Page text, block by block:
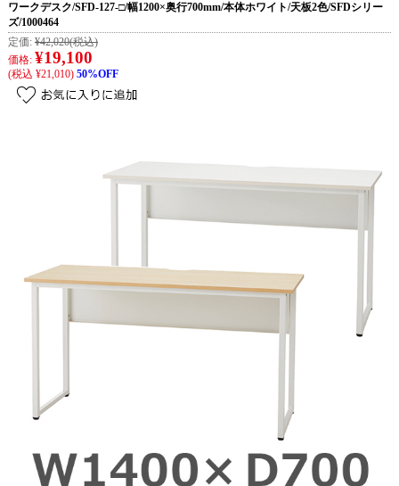
ワークデスク/SFD-127-□/幅1200×奥行700mm/本体ホワイト/天板2色/SFDシリー
ズ/1000464
定価: ¥42,020(税込)
価格: ¥19,100
(税込 ¥21,010) 50%OFF